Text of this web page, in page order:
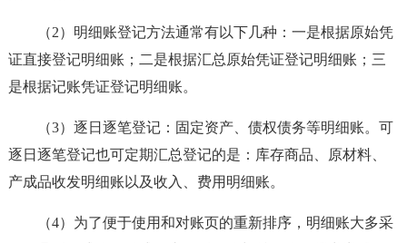
（2）明细账登记方法通常有以下几种：一是根据原始凭
证直接登记明细账；二是根据汇总原始凭证登记明细账；三
是根据记账凭证登记明细账。
（3）逐日逐笔登记：固定资产、债权债务等明细账。可
逐日逐笔登记也可定期汇总登记的是：库存商品、原材料、
产成品收发明细账以及收入、费用明细账。
（4）为了便于使用和对账页的重新排序，明细账大多采